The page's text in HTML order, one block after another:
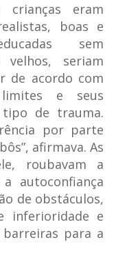
crianças eram
boas e
sem
seriam
de acordo com
e seus
tipo de trauma.
por parte
afirmava. As
roubavam a
autoconfiança
de obstáculos,
inferioridade e
para a